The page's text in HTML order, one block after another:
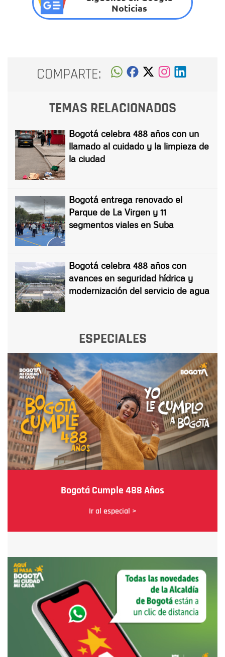
Noticias
COMPARTE:
TEMAS RELACIONADOS
Bogotá celebra 488 años con un
llamado al cuidado y la limpieza de
la ciudad
Bogotá entrega renovado el
Parque de La Virgen y 11
segmentos viales en Suba
Bogotá celebra 488 años con
avances en seguridad hídrica y
modernización del servicio de agua
ESPECIALES
Bogotá Cumple 488 Años
Ir al especial >